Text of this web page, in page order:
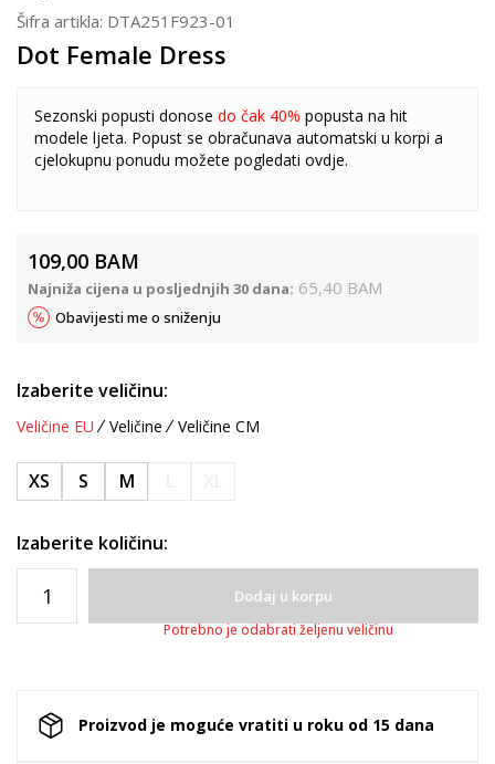
Šifra artikla: DTA251F923-01
Dot Female Dress
Sezonski popusti donose do čak 40% popusta na hit
modele ljeta. Popust se obračunava automatski u korpi a
cjelokupnu ponudu možete pogledati ovdje.
109,00 BAM
Najniža cijena u posljednjih 30 dana: 65,40 BAM
Obavijesti me o sniženju
Izaberite veličinu:
Veličine EU Veličine Veličine CM
XS S M
Izaberite količinu:
Dodaj u korpu
Potrebno je odabrati željenu veličinu
Proizvod je moguće vratiti u roku od 15 dana